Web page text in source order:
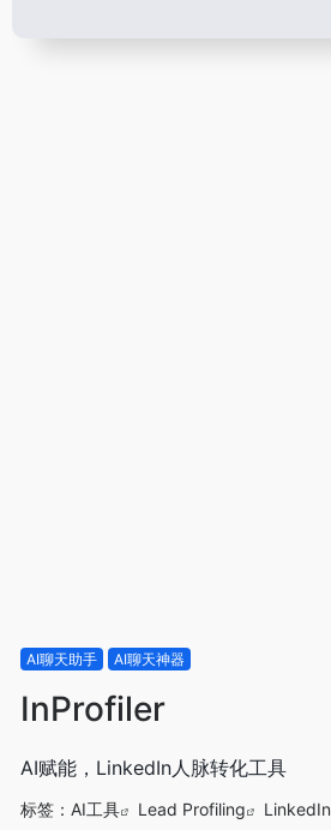
AI聊天助手 AI聊天神器
InProfiler
AI赋能，LinkedIn人脉转化工具
标签： AI工具 Lead Profiling LinkedIn